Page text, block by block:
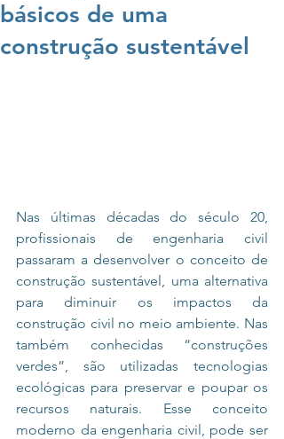
básicos de uma
construção sustentável
Nas últimas décadas do século 20,
profissionais de engenharia civil
passaram a desenvolver o conceito de
construção sustentável, uma alternativa
para diminuir os impactos da
construção civil no meio ambiente. Nas
também conhecidas “construções
verdes”, são utilizadas tecnologias
ecológicas para preservar e poupar os
recursos naturais. Esse conceito
moderno da engenharia civil, pode ser